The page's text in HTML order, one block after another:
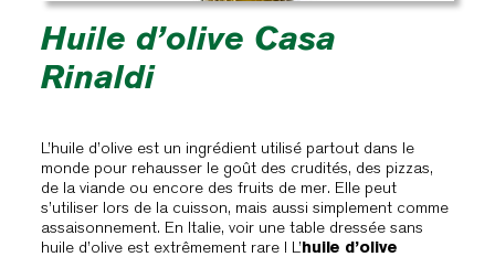
Huile d’olive Casa
Rinaldi
L’huile d’olive est un ingrédient utilisé partout dans le
monde pour rehausser le goût des crudités, des pizzas,
de la viande ou encore des fruits de mer. Elle peut
s’utiliser lors de la cuisson, mais aussi simplement comme
assaisonnement. En Italie, voir une table dressée sans
huile d’olive est extrêmement rare ! L’huile d’olive